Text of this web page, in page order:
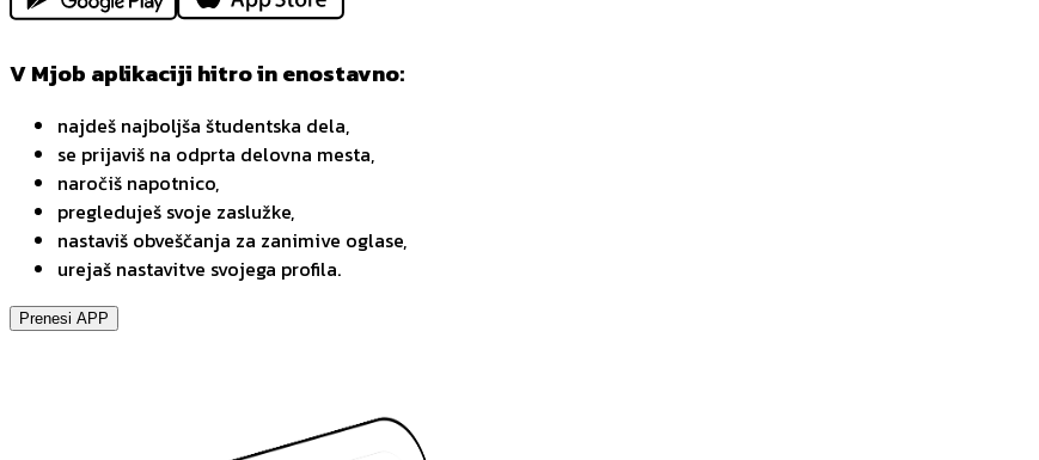
V Mjob aplikaciji hitro in enostavno:
najdeš najboljša študentska dela,
se prijaviš na odprta delovna mesta,
naročiš napotnico,
pregleduješ svoje zaslužke,
nastaviš obveščanja za zanimive oglase,
urejaš nastavitve svojega profila.
Prenesi APP